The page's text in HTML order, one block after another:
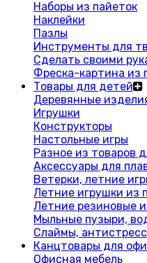
Наборы из пайеток
Наклейки
Пазлы
Инструменты для
Сделать своими
Фреска-картина из
Товары для детей
Деревянные
Игрушки
Конструкторы
Настольные игры
Разное из товаров
Аксессуары для
Ветерки, летние
Летние игрушки из
Летние резиновые
Мыльные пузыри,
Слаймы, антистресс
Канцтовары для
Офисная мебель